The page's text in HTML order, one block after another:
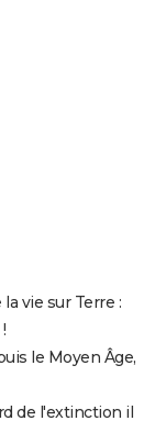
vie sur Terre :
le Moyen Âge,
de l'extinction il